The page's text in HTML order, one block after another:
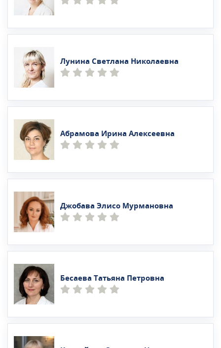
Лунина Светлана Николаевна
Абрамова Ирина Алексеевна
Джобава Элисо Мурмановна
Бесаева Татьяна Петровна